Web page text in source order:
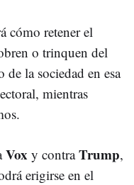
cómo retener el
o trinquen del
la sociedad en esa
mientras
Vox y contraTrump,
erigirse en el